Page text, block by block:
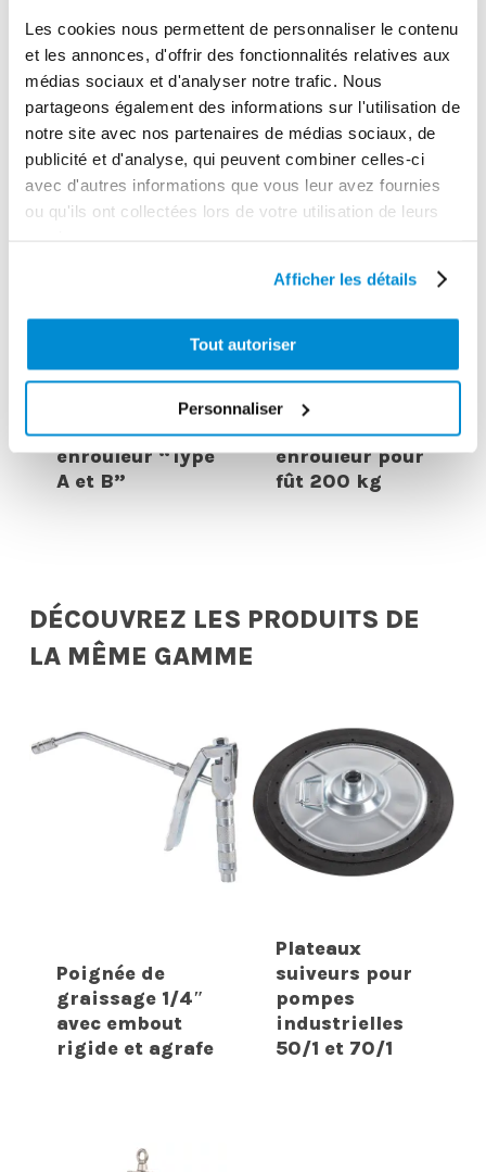
Les cookies nous permettent de personnaliser le contenu
et les annonces, d'offrir des fonctionnalités relatives aux
médias sociaux et d'analyser notre trafic. Nous
partageons également des informations sur l'utilisation de
notre site avec nos partenaires de médias sociaux, de
publicité et d'analyse, qui peuvent combiner celles-ci
avec d'autres informations que vous leur avez fournies
ou qu'ils ont collectées lors de votre utilisation de leurs
Afficher les détails
Tout autoriser
Personnaliser
Pivot
acier pour
enrouleur “Type
A et B”
Chariot 3 roues
avec support
enrouleur pour
fût 200 kg
DÉCOUVREZ LES PRODUITS DE
LA MÊME GAMME
Poignée de
graissage 1/4″
avec embout
rigide et agrafe
Plateaux
suiveurs pour
pompes
industrielles
50/1 et 70/1